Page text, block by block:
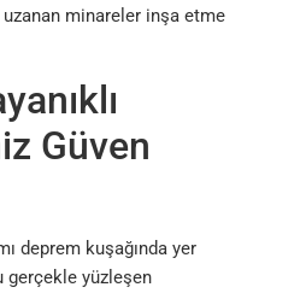
minareler inşa etme
Güven
deprem kuşağında yer
gerçekle yüzleşen